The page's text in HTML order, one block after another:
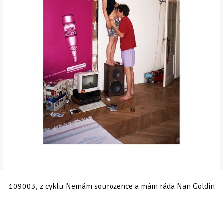
109003, z cyklu Nemám sourozence a mám ráda Nan Goldin